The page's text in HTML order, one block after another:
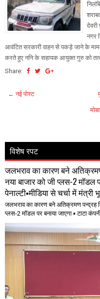
नगर
आवंटित सरकारी वाहन से पकड़े जाने के
करते हुए ननि के सहायक आयुक्त गुरु को
Share:
← नई पोस्ट
विशेष रपट
जलभराव का कारण बने
नया बाजार को जी प्लस-2 मॉडल
पेनाल्टी▪️मीडिया से चर्चा में
जलभराव का कारण बने अतिक्रमण पन्द्रह
प्लस-2 मॉडल पर बनाया जाएगा ▪️ टाटा